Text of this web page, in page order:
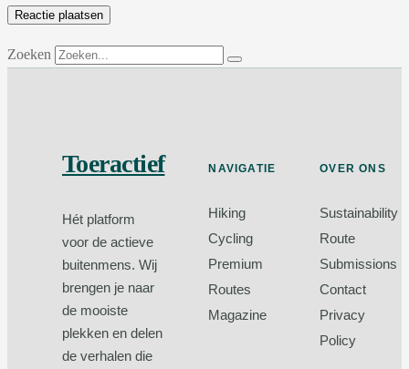
Zoeken
Toeractief
Hét platform
voor de actieve
buitenmens. Wij
brengen je naar
de mooiste
plekken en delen
de verhalen die
NAVIGATIE
Hiking
Cycling
Premium
Routes
Magazine
OVER ONS
Sustainability
Route
Submissions
Contact
Privacy
Policy